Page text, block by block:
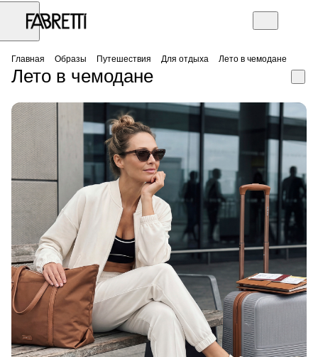
Главная Образы Путешествия Для отдыха Лето в чемодане
Лето в чемодане